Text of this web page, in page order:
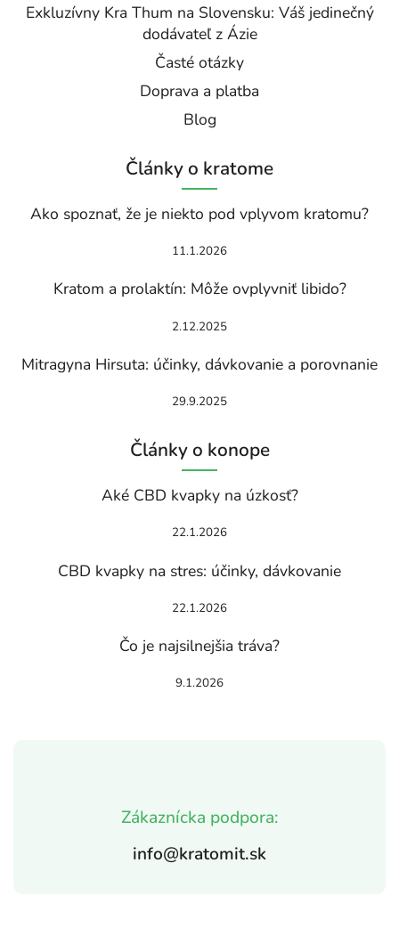
Zákaznícka podpora:
info@kratomit.sk
Exkluzívny Kra Thum na Slovensku: Váš jedinečný
dodávateľ z Ázie
Časté otázky
Doprava a platba
Blog
Články o kratome
Ako spoznať, že je niekto pod vplyvom kratomu?
11.1.2026
Kratom a prolaktín: Môže ovplyvniť libido?
2.12.2025
Mitragyna Hirsuta: účinky, dávkovanie a porovnanie
29.9.2025
Články o konope
Aké CBD kvapky na úzkosť?
22.1.2026
CBD kvapky na stres: účinky, dávkovanie
22.1.2026
Čo je najsilnejšia tráva?
9.1.2026